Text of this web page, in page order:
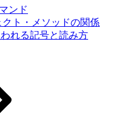
ンド
ト・メソッドの関係
れる記号と読み方